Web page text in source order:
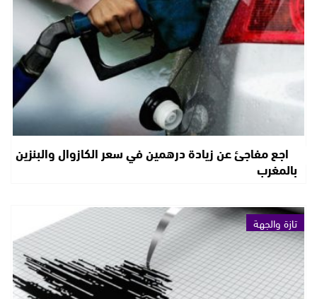
تراجع مفاجئ عن زيادة درهمين في سعر الكازوال والبنزين
بالمغرب
تازة والجهة